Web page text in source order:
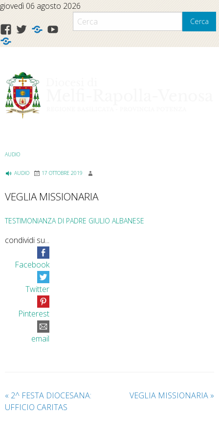
Skip
content
giovedì 06 agosto 2026
Facebook
Cerca
AUDIO
AUDIO 17 OTTOBRE 2019
VEGLIA MISSIONARIA
TESTIMONIANZA DI PADRE GIULIO ALBANESE
condividi su...
Facebook
Twitter
Pinterest
email
« 2^ FESTA DIOCESANA:
UFFICIO CARITAS
VEGLIA MISSIONARIA »